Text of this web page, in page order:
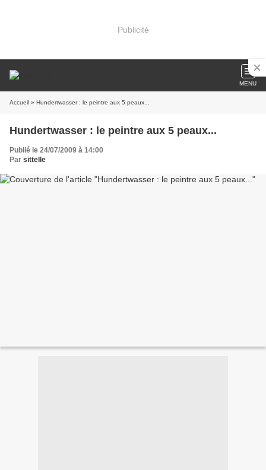
Publicité
MENU
Accueil » Hundertwasser : le peintre aux 5 peaux...
Hundertwasser : le peintre aux 5 peaux...
Publié le 24/07/2009 à 14:00
Par sittelle